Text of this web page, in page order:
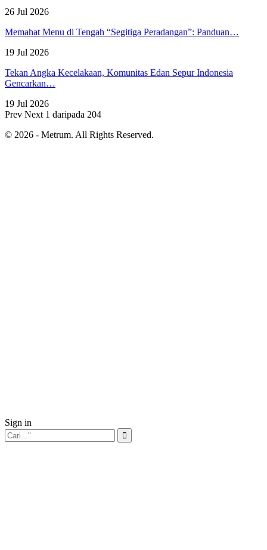
26 Jul 2026
Memahat Menu di Tengah “Segitiga Peradangan”: Panduan…
19 Jul 2026
Tekan Angka Kecelakaan, Komunitas Edan Sepur Indonesia
Gencarkan…
19 Jul 2026
Prev Next 1 daripada 204
© 2026 - Metrum. All Rights Reserved.
Sign in